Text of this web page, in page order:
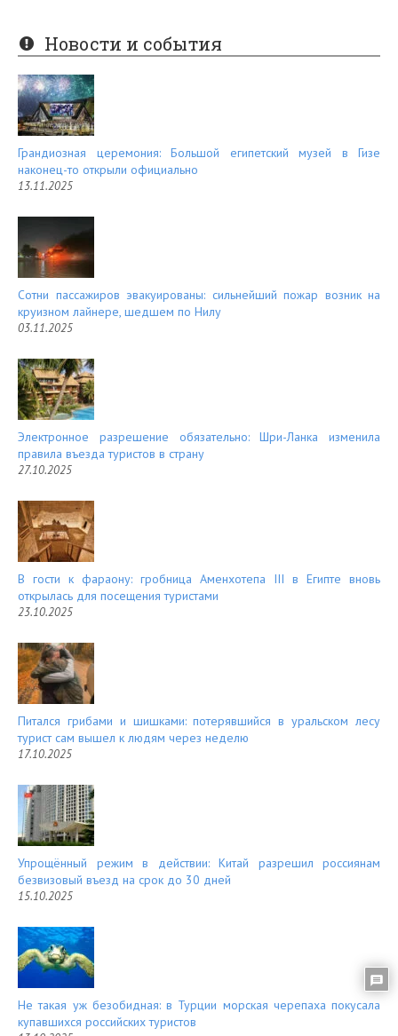
er
es
t
e
d
Новости и события
Грандиозная церемония: Большой египетский музей в Гизе
наконец-то открыли официально
13.11.2025
Сотни пассажиров эвакуированы: сильнейший пожар возник на
круизном лайнере, шедшем по Нилу
03.11.2025
Электронное разрешение обязательно: Шри-Ланка изменила
правила въезда туристов в страну
27.10.2025
В гости к фараону: гробница Аменхотепа III в Египте вновь
открылась для посещения туристами
23.10.2025
Питался грибами и шишками: потерявшийся в уральском лесу
турист сам вышел к людям через неделю
17.10.2025
Упрощённый режим в действии: Китай разрешил россиянам
безвизовый въезд на срок до 30 дней
15.10.2025
Не такая уж безобидная: в Турции морская черепаха покусала
купавшихся российских туристов